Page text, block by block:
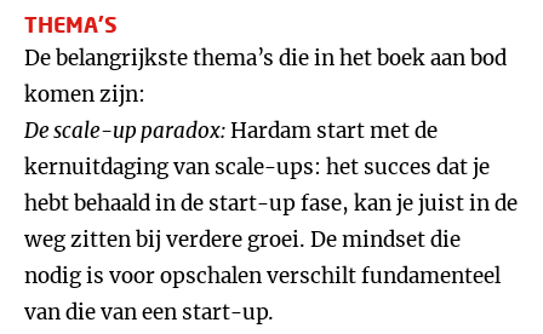
THEMA'S
De belangrijkste thema’s die in het boek aan bod
komen zijn:
De scale-up paradox:Hardam start met de
kernuitdaging van scale-ups: het succes dat je
hebt behaald in de start-up fase, kan je juist in de
weg zitten bij verdere groei. De mindset die
nodig is voor opschalen verschilt fundamenteel
van die van een start-up.